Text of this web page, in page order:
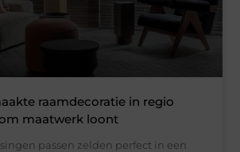
raamdecoratie in regio
maatwerk loont
passen zelden perfect in een